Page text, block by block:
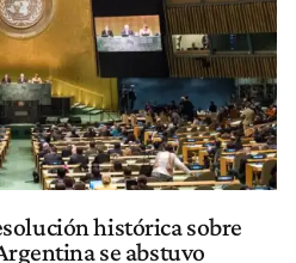
histórica sobre
se abstuvo